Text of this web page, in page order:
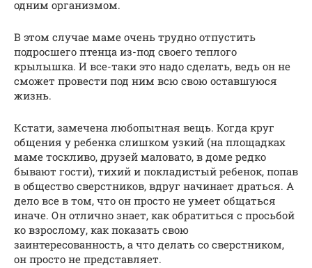
одним организмом.
В этом случае маме очень трудно отпустить
подросшего птенца из-под своего теплого
крылышка. И все-таки это надо сделать, ведь он не
сможет провести под ним всю свою оставшуюся
жизнь.
Кстати, замечена любопытная вещь. Когда круг
общения у ребенка слишком узкий (на площадках
маме тоскливо, друзей маловато, в доме редко
бывают гости), тихий и покладистый ребенок, попав
в общество сверстников, вдруг начинает драться. А
дело все в том, что он просто не умеет общаться
иначе. Он отлично знает, как обратиться с просьбой
ко взрослому, как показать свою
заинтересованность, а что делать со сверстником,
он просто не представляет.